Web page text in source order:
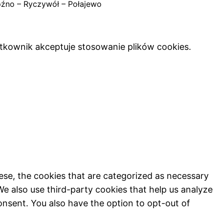
– Ryczywół – Połajewo
akceptuje stosowanie plików cookies.
the cookies that are categorized as necessary
also use third-party cookies that help us analyze
You also have the option to opt-out of